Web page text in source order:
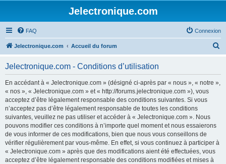
Jelectronique.com
FAQ Connexion
Jelectronique.com Accueil du forum
Jelectronique.com - Conditions d’utilisation
En accédant à « Jelectronique.com » (désigné ci-après par « nous », « notre »,
« nos », « Jelectronique.com » et « http://forums.jelectronique.com »), vous
acceptez d’être légalement responsable des conditions suivantes. Si vous
n’acceptez pas d’être légalement responsable de toutes les conditions
suivantes, veuillez ne pas utiliser et accéder à « Jelectronique.com ». Nous
pouvons modifier ces conditions à n’importe quel moment et nous essaierons
de vous informer de ces modifications, bien que nous vous conseillons de
vérifier régulièrement par vous-même. En effet, si vous continuez à participer à
« Jelectronique.com » après que des modifications aient été effectuées, vous
acceptez d’être légalement responsable des conditions modifiées et mises à